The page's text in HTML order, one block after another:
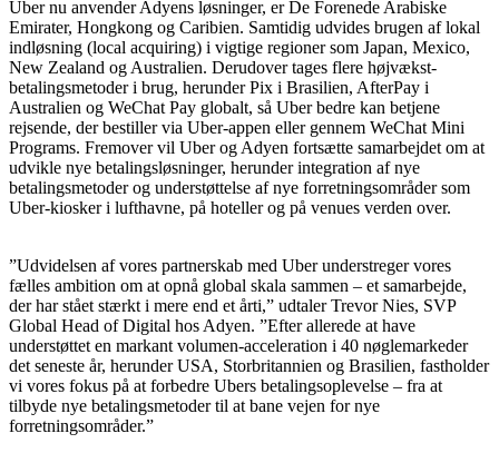
Uber nu anvender Adyens løsninger, er De Forenede Arabiske
Emirater, Hongkong og Caribien. Samtidig udvides brugen af lokal
indløsning (local acquiring) i vigtige regioner som Japan, Mexico,
New Zealand og Australien. Derudover tages flere højvækst-
betalingsmetoder i brug, herunder Pix i Brasilien, AfterPay i
Australien og WeChat Pay globalt, så Uber bedre kan betjene
rejsende, der bestiller via Uber-appen eller gennem WeChat Mini
Programs. Fremover vil Uber og Adyen fortsætte samarbejdet om at
udvikle nye betalingsløsninger, herunder integration af nye
betalingsmetoder og understøttelse af nye forretningsområder som
Uber-kiosker i lufthavne, på hoteller og på venues verden over.
”Udvidelsen af vores partnerskab med Uber understreger vores
fælles ambition om at opnå global skala sammen – et samarbejde,
der har stået stærkt i mere end et årti,” udtaler Trevor Nies, SVP
Global Head of Digital hos Adyen. ”Efter allerede at have
understøttet en markant volumen-acceleration i 40 nøglemarkeder
det seneste år, herunder USA, Storbritannien og Brasilien, fastholder
vi vores fokus på at forbedre Ubers betalingsoplevelse – fra at
tilbyde nye betalingsmetoder til at bane vejen for nye
forretningsområder.”